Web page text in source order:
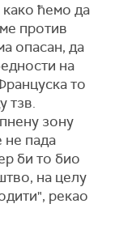
како ћемо да
против
опасан, да
на
то
тзв.
зону
не пада
би то био
на целу
рекао